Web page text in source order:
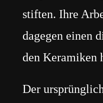
stiften. Ihre
dagegen einen
den Keramiken
Der